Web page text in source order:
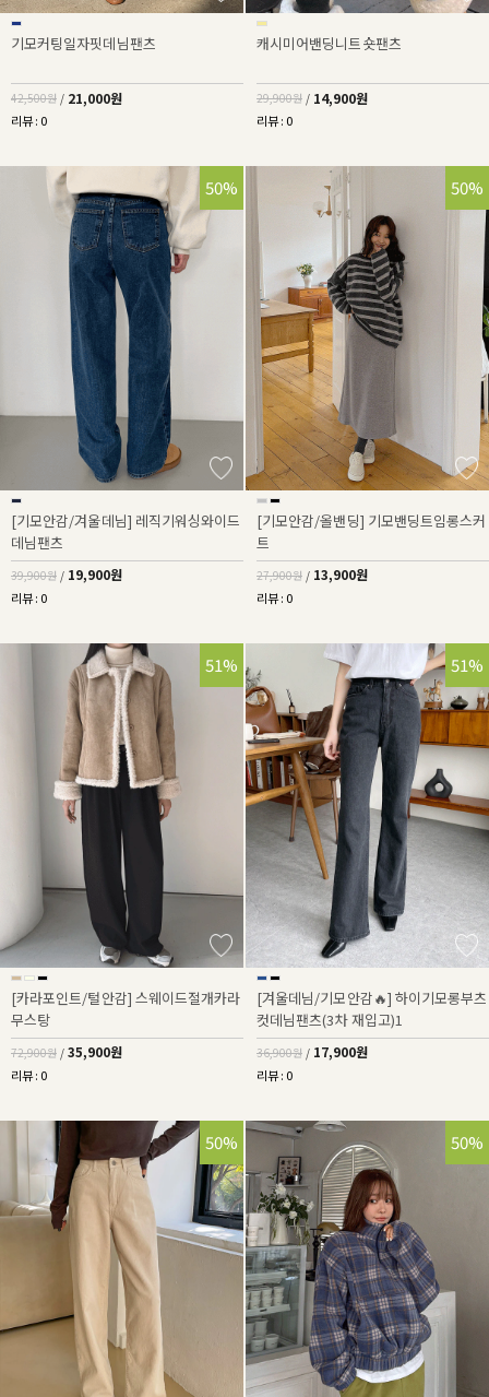
기모커팅일자핏데님팬츠
42,500원 / 21,000원
리뷰 : 0
캐시미어밴딩니트숏팬츠
29,900원 / 14,900원
리뷰 : 0
50%
[기모안감/겨울데님] 레직기워싱와이드
데님팬츠
39,900원 / 19,900원
리뷰 : 0
50%
[기모안감/올밴딩] 기모밴딩트임롱스커
트
27,900원 / 13,900원
리뷰 : 0
51%
[카라포인트/털안감] 스웨이드절개카라
무스탕
72,900원 / 35,900원
리뷰 : 0
51%
[겨울데님/기모안감🔥] 하이기모롱부츠
컷데님팬츠(3차 재입고)1
36,900원 / 17,900원
리뷰 : 0
50% 50%